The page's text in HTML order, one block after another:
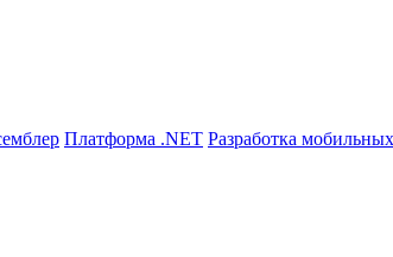
Платформа .NET Разработка